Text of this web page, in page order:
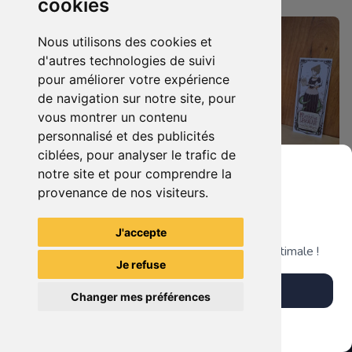
cookies
Nous utilisons des cookies et
d'autres technologies de suivi
pour améliorer votre expérience
de navigation sur notre site, pour
vous montrer un contenu
personnalisé et des publicités
ciblées, pour analyser le trafic de
notre site et pour comprendre la
provenance de nos visiteurs.
J'accepte
Je refuse
Changer mes préférences
73.00 € 0 180.00 €
La Mystérieuse Librairie
Nantaise
Nantaise
Grenier du Geek
Télécharge notre app pour une expérience optimale !
Télécharger l'app